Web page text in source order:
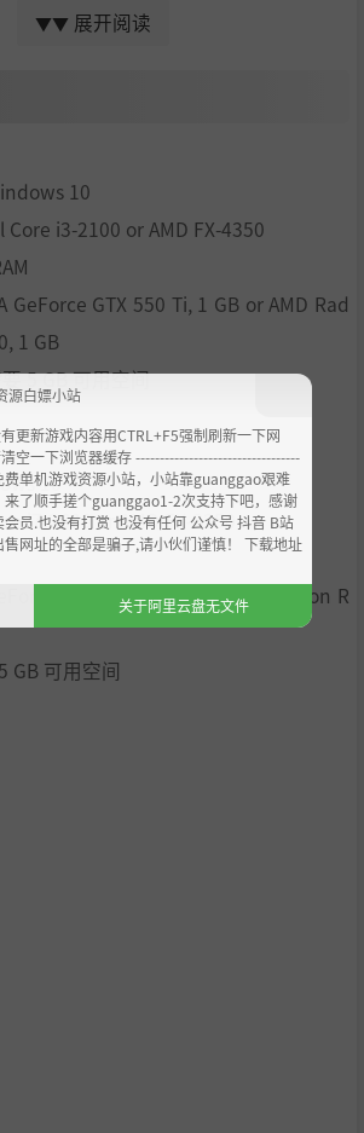
强您的近战攻击。
这个陌生地方的实体。巧遇一系列配了
▼▼ 展开阅读
10
Core i3-2100 or AMD FX-4350
GeForce GTX 550 Ti, 1 GB or AMD Rad
1 GB
5 GB 可用空间
10
i7-2600 or AMD FX-8350
GTX 750, 2 GB or AMD Radeon R
GB 可用空间
源白嫖小站
更新游戏内容用CTRL+F5强制刷新一下网
空一下浏览器缓存 ----------------------------------
费单机游戏资源小站，小站靠guanggao艰难
来了顺手搓个guanggao1-2次支持下吧，感谢
员.也没有打赏 也没有任何 公众号 抖音 B站
网址的全部是骗子,请小伙们谨慎！ 下载地址
关于阿里云盘无文件